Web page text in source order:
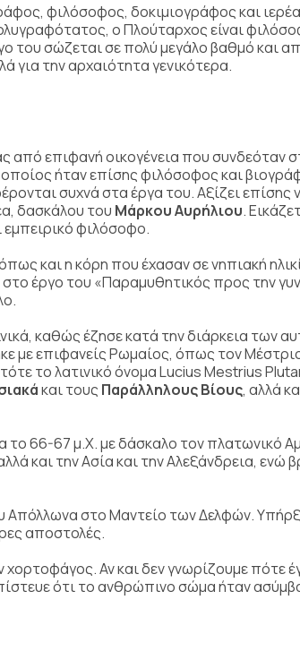
φιλόσοφος, δοκιμιογράφος και
ο Πλούταρχος είναι
του σώζεται σε πολύ μεγάλο βαθμό και
για την αρχαιότητα γενικότερα.
από επιφανή οικογένεια που συνδεόταν
ήταν επίσης φιλόσοφος και
συχνά στα έργα του. Αξίζει επίσης
δασκάλου του Μάρκου Αυρήλιου.
εμπειρικό φιλόσοφο.
και η κόρη που έχασαν σε νηπιακή
έργο του «Παραμυθητικός προς την
καθώς έζησε κατά την διάρκεια των
με επιφανείς Ρωμαίος, όπως τον
το λατινικό όνομα Lucius Mestrius
και τους Παράλληλους Βίους, αλλά
66-67 μ.Χ. με δάσκαλο τον πλατωνικό
και την Ασία και την Αλεξάνδρεια, ενώ
Απόλλωνα στο Μαντείο των Δελφών.
αποστολές.
Αν και δεν γνωρίζουμε πότε
ότι το ανθρώπινο σώμα ήταν